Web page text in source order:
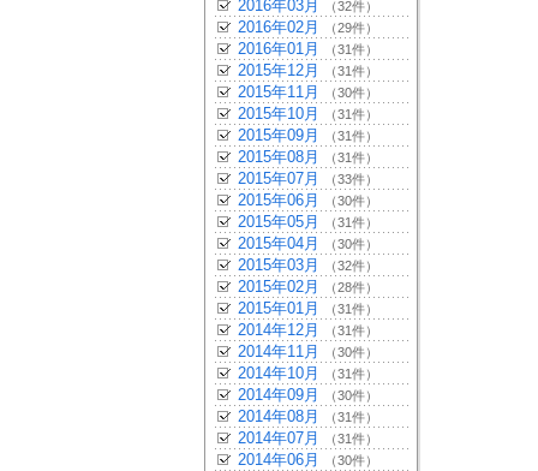
2016年03月 （32件）
2016年02月 （29件）
2016年01月 （31件）
2015年12月 （31件）
2015年11月 （30件）
2015年10月 （31件）
2015年09月 （31件）
2015年08月 （31件）
2015年07月 （33件）
2015年06月 （30件）
2015年05月 （31件）
2015年04月 （30件）
2015年03月 （32件）
2015年02月 （28件）
2015年01月 （31件）
2014年12月 （31件）
2014年11月 （30件）
2014年10月 （31件）
2014年09月 （30件）
2014年08月 （31件）
2014年07月 （31件）
2014年06月 （30件）